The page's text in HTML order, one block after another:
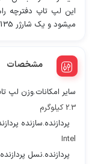
این لپ تاپ دفترچه
میشود و یک شارژر 135 واتی با کیفیت مناسب در این جعبه قرار...
مشخصات
سایر امکانات.وزن لپ
2.3 کیلوگرم
پردازنده.سازنده
Intel
پردازنده.نسل پردازنده